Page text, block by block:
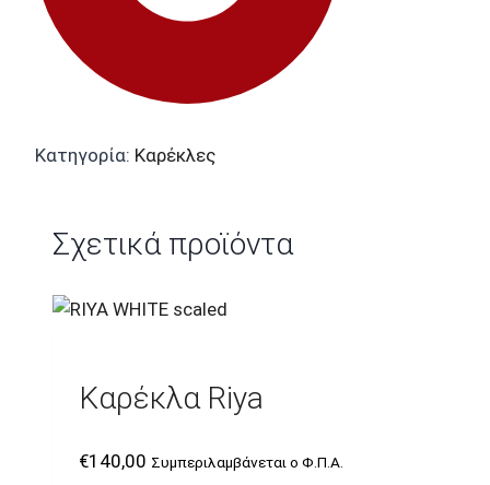
Κατηγορία: Καρέκλες
Σχετικά προϊόντα
Καρέκλα Riya
€140,00 Συμπεριλαμβάνεται ο Φ.Π.Α.